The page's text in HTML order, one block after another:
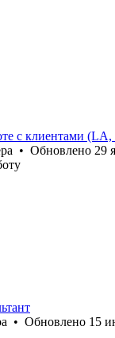
с клиентами (LA,
• Обновлено 29
• Обновлено 15